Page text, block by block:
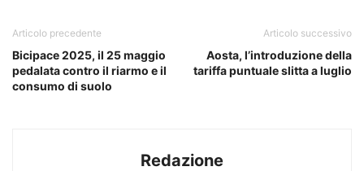
Articolo precedente
Bicipace 2025, il 25 maggio
pedalata contro il riarmo e il
consumo di suolo
Articolo successivo
Aosta, l’introduzione della
tariffa puntuale slitta a luglio
Redazione